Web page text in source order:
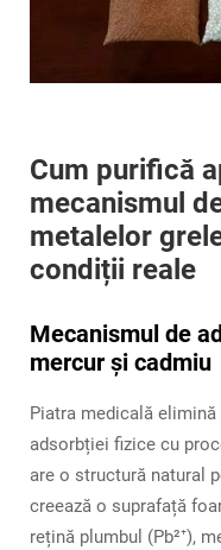
Cum purifică
mecanismul
metalelor
condiții reale
Mecanismul de
mercur și cadmiu
Piatra medicală
adsorbției fizice cu
are o structură natural
creează o suprafață
rețină plumbul (Pb²⁺),